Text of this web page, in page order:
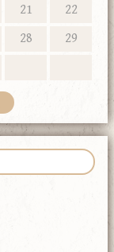
21
22
28
29